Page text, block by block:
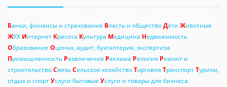
Банки, финансы и страхование Власть и обществоДети Животные
ЖКХ Интернет Красота Культура Медицина Недвижимость
Образование Оценка, аудит, бухгалтерия, экспертиза
Промышленность Развлечения Реклама Религия Ремонт и
строительствоСвязьСельское хозяйствоТорговля ТранспортТуризм,
отдых и спортУслуги бытовые Услуги и товары для бизнеса